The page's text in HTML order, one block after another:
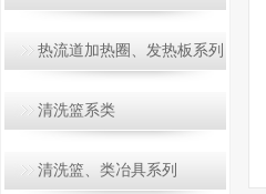
热流道加热圈、发热板系列
清洗篮系类
清洗篮、类冶具系列